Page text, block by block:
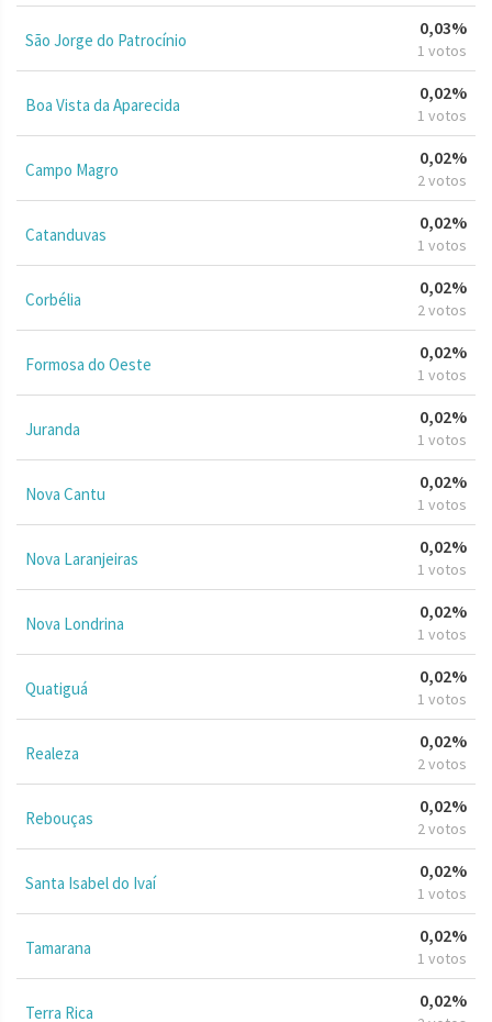
São Jorge do Patrocínio
0,03%
1 votos
Boa Vista da Aparecida
0,02%
1 votos
Campo Magro
0,02%
2 votos
Catanduvas
0,02%
1 votos
Corbélia
0,02%
2 votos
Formosa do Oeste
0,02%
1 votos
Juranda
0,02%
1 votos
Nova Cantu
0,02%
1 votos
Nova Laranjeiras
0,02%
1 votos
Nova Londrina
0,02%
1 votos
Quatiguá
0,02%
1 votos
Realeza
0,02%
2 votos
Rebouças
0,02%
2 votos
Santa Isabel do Ivaí
0,02%
1 votos
Tamarana
0,02%
1 votos
Terra Rica
0,02%